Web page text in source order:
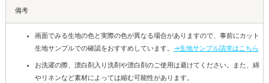
備考
画面でみる生地の色と実際の色が異なる場合がありますので、事前にカット
生地サンプルでの確認をおすすめしています。 →生地サンプル請求はこちら
お洗濯の際、漂白剤入り洗剤や漂白剤のご使用は避けてください。また、綿
やリネンなど素材によっては縮む可能性があります。